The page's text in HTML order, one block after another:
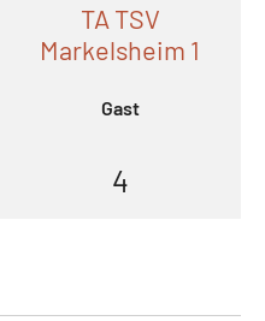
TA TSV
Markelsheim 1
Gast
4